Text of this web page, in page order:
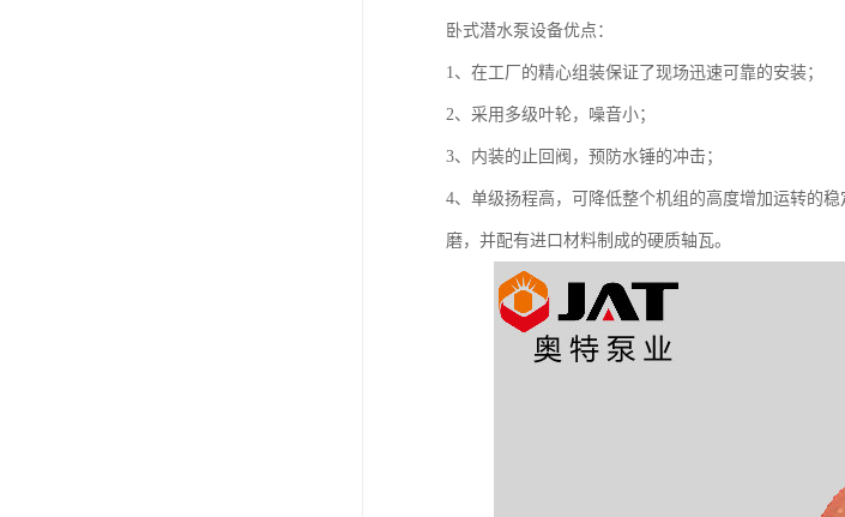
卧式潜水泵设备优点：
1、在工厂的精心组装保证了现场迅速可靠的安装；
2、采用多级叶轮，噪音小；
3、内装的止回阀，预防水锤的冲击；
4、单级扬程高，可降低整个机组的高度增加运转的
磨，并配有进口材料制成的硬质轴瓦。